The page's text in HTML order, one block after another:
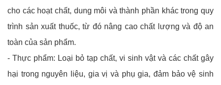
cho các hoạt chất, dung môi và thành phần khác trong quy
trình sản xuất thuốc, từ đó nâng cao chất lượng và độ an
toàn của sản phẩm.
- Thực phẩm: Loại bỏ tạp chất, vi sinh vật và các chất gây
hại trong nguyên liệu, gia vị và phụ gia, đảm bảo vệ sinh